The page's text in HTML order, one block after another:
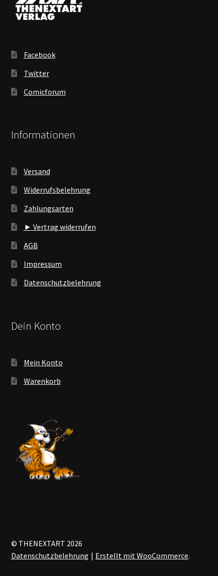
Facebook
Twitter
Comicforum
Informationen
Versand
Widerrufsbelehrung
Zahlungsarten
► Vertrag widerrufen
AGB
Impressum
Datenschutzbelehrung
Dein Konto
Mein Konto
Warenkorb
© THENEXTART 2026
Datenschutzbelehrung
Erstellt mit WooCommerce.